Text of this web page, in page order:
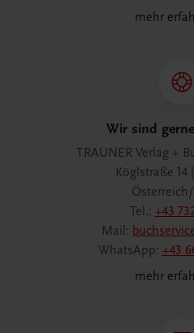
mehr
Wir sind
TRAUNER Verlag +
Köglstraße 14
Tel.: +43
Mail:
WhatsApp: +43
mehr